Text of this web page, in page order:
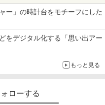
ー」の時計台をモチーフにした
をデジタル化する「思い出アー
もっと見る
ローする